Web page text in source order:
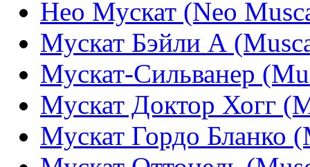
Нео Мускат (Neo
Мускат Бэйли А
Мускат-Сильванер
Мускат Доктор Хогг
Мускат Гордо Бланко